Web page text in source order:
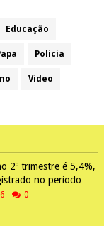
Educação
Policia
Video
2º trimestre é 5,4%,
no período
0